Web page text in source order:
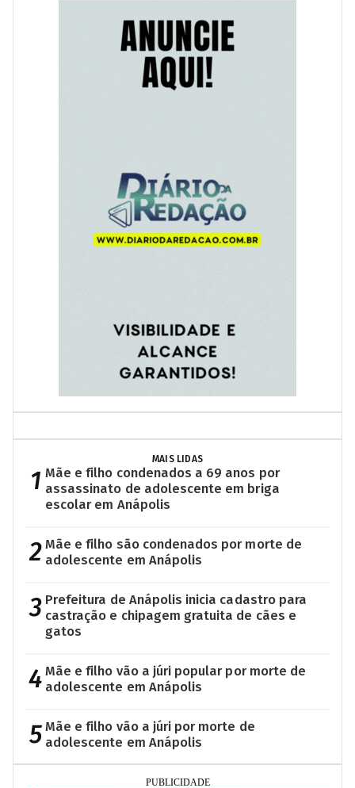
MAIS LIDAS
1 Mãe e filho condenados a 69 anos por
assassinato de adolescente em briga
escolar em Anápolis
2 Mãe e filho são condenados por morte de
adolescente em Anápolis
3 Prefeitura de Anápolis inicia cadastro para
castração e chipagem gratuita de cães e
gatos
4 Mãe e filho vão a júri popular por morte de
adolescente em Anápolis
5 Mãe e filho vão a júri por morte de
adolescente em Anápolis